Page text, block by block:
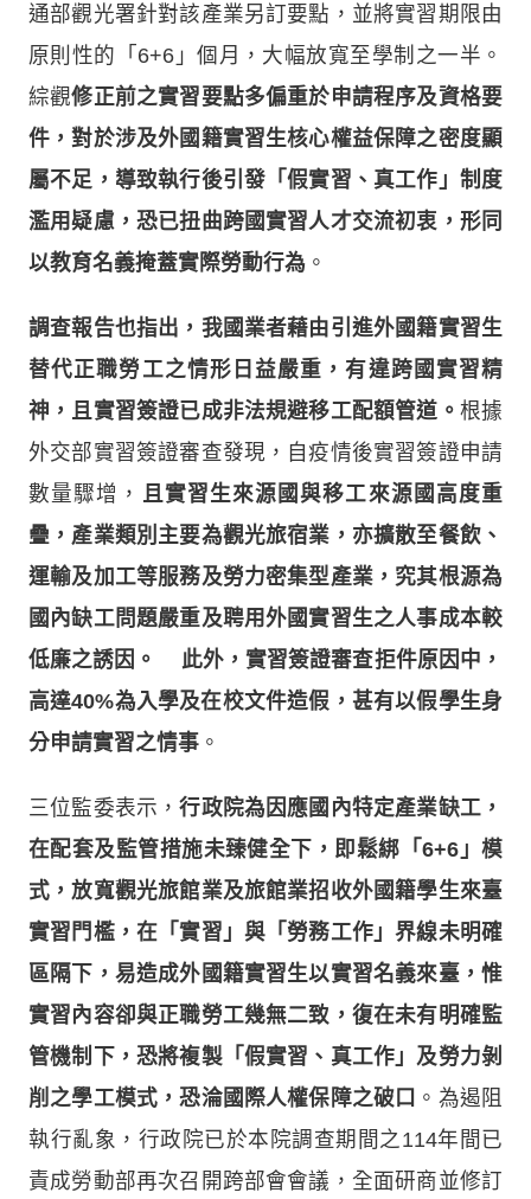
通部觀光署針對該產業另訂要點，並將實習期限由
原則性的「6+6」個月，大幅放寬至學制之一半。
綜觀修正前之實習要點多偏重於申請程序及資格要
件，對於涉及外國籍實習生核心權益保障之密度顯
屬不足，導致執行後引發「假實習、真工作」制度
濫用疑慮，恐已扭曲跨國實習人才交流初衷，形同
以教育名義掩蓋實際勞動行為 。
調查報告也指出，我國業者藉由引進外國籍實習生
替代正職勞工之情形日益嚴重，有違跨國實習精
神，且實習簽證已成非法規避移工配額管道。 根據
外交部實習簽證審查發現，自疫情後實習簽證申請
數量驟增，
且實習生來源國與移工來源國高度重
疊，產業類別主要為觀光旅宿業，亦擴散至餐飲、
運輸及加工等服務及勞力密集型產業，究其根源為
國內缺工問題嚴重及聘用外國實習生之人事成本較
低廉之誘因。 此外，實習簽證審查拒件原因中，
高達40%為入學及在校文件造假，甚有以假學生身
分申請實習之情事 。
三位監委表示，行政院為因應國內特定產業缺工，
在配套及監管措施未臻健全下，即鬆綁「6+6」模
式，放寬觀光旅館業及旅館業招收外國籍學生來臺
實習門檻，在「實習」與「勞務工作」界線未明確
區隔下，易造成外國籍實習生以實習名義來臺，惟
實習內容卻與正職勞工幾無二致，復在未有明確監
管機制下，恐將複製「假實習、真工作」及勞力剝
削之學工模式，恐淪國際人權保障之破口 。為遏阻
執行亂象，行政院已於本院調查期間之114年間已
責成勞動部再次召開跨部會會議，全面研商並修訂